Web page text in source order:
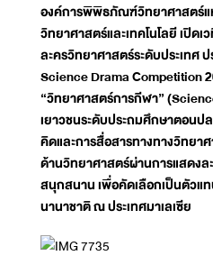
องค์การพิพิธภัณฑ์วิทยาศาสตร์แ
วิทยาศาสตร์และเทคโนโลยี เปิด
ละครวิทยาศาสตร์ระดับประเทศ
Science Drama Competition
“วิทยาศาสตร์การกีฬา”
เยาวชนระดับประถมศึกษาตอน
คิดและการสื่อสารทางทางวิทยา
ด้านวิทยาศาสตร์ผ่านการแสดง
สนุกสนาน เพื่อคัดเลือกเป็นตัวแท
นานาชาติ ณ ประเทศมาเลเซีย